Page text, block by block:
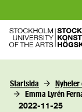
Startsida Nyheter
Emma Lyrén
2022-11-25